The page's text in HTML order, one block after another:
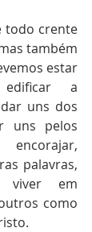
todo crente
também
estar
edificar a
uns dos
uns pelos
palavras,
viver em
como